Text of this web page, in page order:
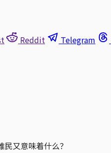
Reddit Telegram
又意味着什么？